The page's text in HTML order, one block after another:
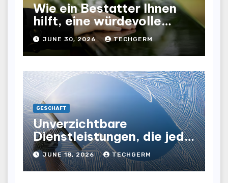
Wie ein Bestatter Ihnen
hilft, eine würdevolle
Abschiednahme für Ihre
Liebsten zu gestalten
JUNE 30, 2026 TECHGERM
GESCHÄFT
Unverzichtbare
Dienstleistungen, die jede
Gewerbeimmobilie
benötigt, um ihre Effizienz
und Attraktivität zu
JUNE 18, 2026 TECHGERM